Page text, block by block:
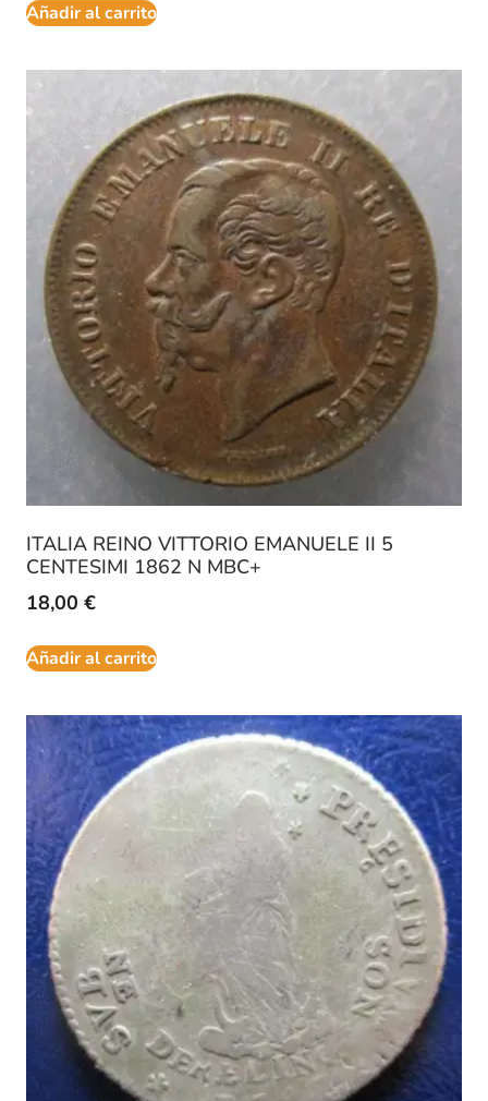
Añadir al carrito
ITALIA REINO VITTORIO EMANUELE II 5
CENTESIMI 1862 N MBC+
18,00 €
Añadir al carrito